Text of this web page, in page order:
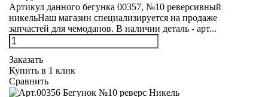
Артикул данного бегунка 00357, №10 реверсивный
никельНаш магазин специализируется на продаже
запчастей для чемоданов. В наличии деталь - арт...
Заказать
Купить в 1 клик
Сравнить